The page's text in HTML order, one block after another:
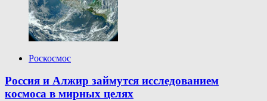
Роскосмос
Россия и Алжир займутся исследованием
космоса в мирных целях